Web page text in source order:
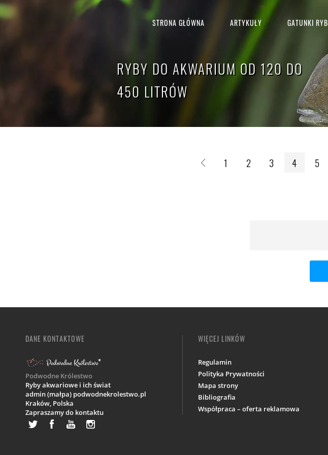
STRONA GŁÓWNA ARTYKUŁY GATUNKI RYB
RYBY DO AKWARIUM OD 120 DO
450 LITRÓW
1 2 3 4 5
DANE KONTAKTOWE
Podwodne Królestwo
Ryby akwariowe i ich świat
admin (małpa) podwodnekrolestwo.pl
Kraków, Polska
Zapraszamy do kontaktu
WIĘCEJ LINKÓW
Regulamin
Polityka Prywatności
Mapa strony
Bibliografia
Współpraca – oferta reklamowa